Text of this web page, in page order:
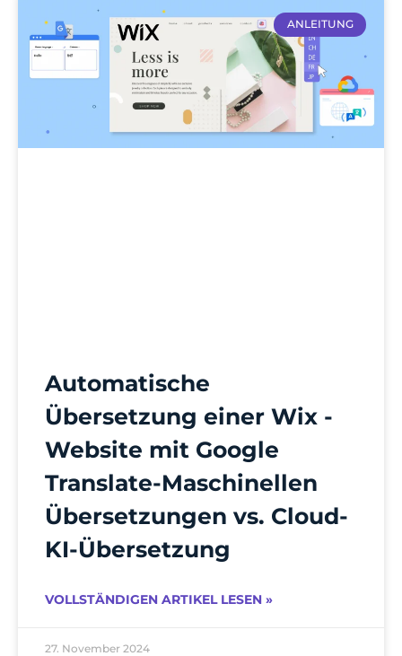
ANLEITUNG
Automatische
Übersetzung einer Wix -
Website mit Google
Translate-Maschinellen
Übersetzungen vs. Cloud-
KI-Übersetzung
VOLLSTÄNDIGEN ARTIKEL LESEN »
27. November 2024